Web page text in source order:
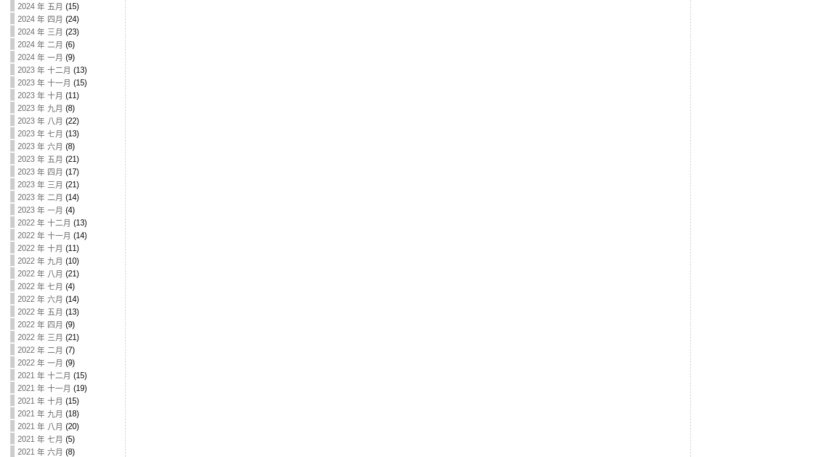
2024 年 五月 (15)
2024 年 四月 (24)
2024 年 三月 (23)
2024 年 二月 (6)
2024 年 一月 (9)
2023 年 十二月 (13)
2023 年 十一月 (15)
2023 年 十月 (11)
2023 年 九月 (8)
2023 年 八月 (22)
2023 年 七月 (13)
2023 年 六月 (8)
2023 年 五月 (21)
2023 年 四月 (17)
2023 年 三月 (21)
2023 年 二月 (14)
2023 年 一月 (4)
2022 年 十二月 (13)
2022 年 十一月 (14)
2022 年 十月 (11)
2022 年 九月 (10)
2022 年 八月 (21)
2022 年 七月 (4)
2022 年 六月 (14)
2022 年 五月 (13)
2022 年 四月 (9)
2022 年 三月 (21)
2022 年 二月 (7)
2022 年 一月 (9)
2021 年 十二月 (15)
2021 年 十一月 (19)
2021 年 十月 (15)
2021 年 九月 (18)
2021 年 八月 (20)
2021 年 七月 (5)
2021 年 六月 (8)